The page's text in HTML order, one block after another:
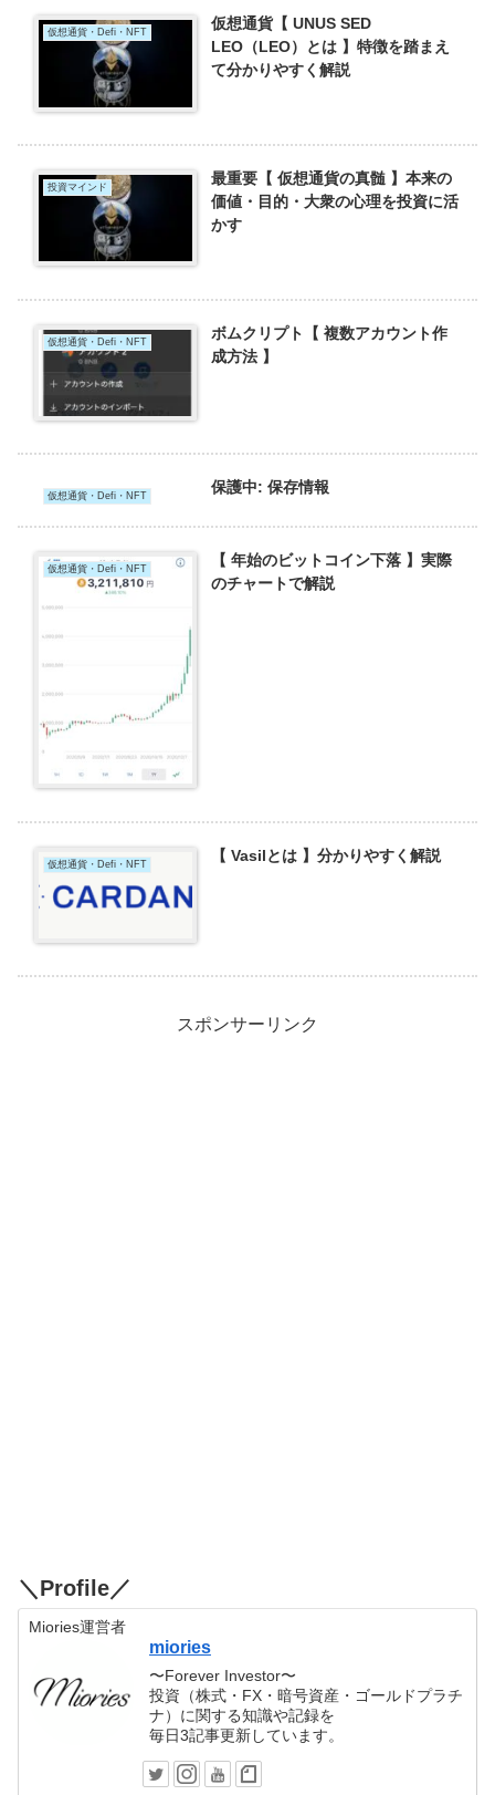
仮想通貨・Defi・NFT
仮想通貨【 UNUS SED
LEO（LEO）とは 】特徴を踏まえ
て分かりやすく解説
投資マインド
最重要【 仮想通貨の真髄 】本来の
価値・目的・大衆の心理を投資に活
かす
仮想通貨・Defi・NFT
ボムクリプト【 複数アカウント作
成方法 】
仮想通貨・Defi・NFT 保護中: 保存情報
仮想通貨・Defi・NFT
【 年始のビットコイン下落 】実際
のチャートで解説
仮想通貨・Defi・NFT 【 Vasilとは 】分かりやすく解説
スポンサーリンク
＼Profile／
Miories運営者
miories
〜Forever Investor〜
投資（株式・FX・暗号資産・ゴールドプラチ
ナ）に関する知識や記録を
毎日3記事更新しています。